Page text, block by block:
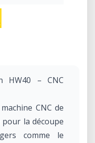
HW40 – CNC
CNC de
pour la découpe
comme le